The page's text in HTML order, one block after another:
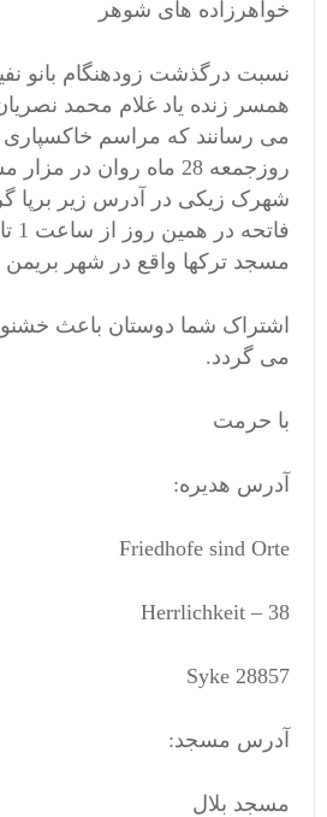
خواهرزاده های شوهر
نسبت درگذشت زودهنگام بانو
همسر زنده یاد غلام محمد
می رسانند که مراسم
روزجمعه 28 ماه روان در
شهرک زیکی در آدرس زیر برپا
مسجد ترکها واقع در شهر بریمن
اشتراک شما دوستان باعث
می گردد.
با حرمت
آدرس هدیره:
Friedhofe sind Orte
Herrlichkeit – 38
28857 Syke
آدرس مسجد:
مسجد بلال